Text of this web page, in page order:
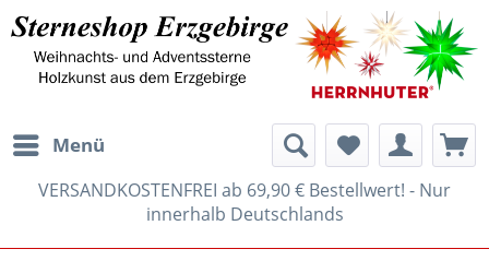
Menü
VERSANDKOSTENFREI ab 69,90 € Bestellwert! - Nur
innerhalb Deutschlands